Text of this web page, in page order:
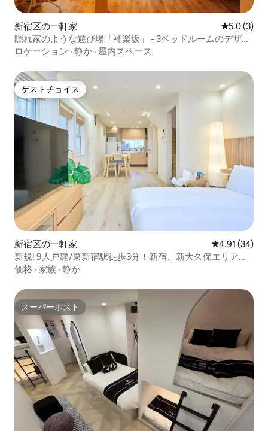
新宿区の一軒家 レビュー3
5.0 (3)
隠れ家のような遊び場「神楽坂」 - 3ベッドルームのデザイ
ナーズハウス
ロケーション · 静か · 屋内スペース
ゲストチョイス
ゲストチョイス
新宿区の一軒家 レビュー34
4.91 (34)
新規! 9人戸建/東新宿駅徒歩3分！新宿、新大久保エリア徒
歩5分
価格 · 家族 · 静か
スーパーホスト
スーパーホスト